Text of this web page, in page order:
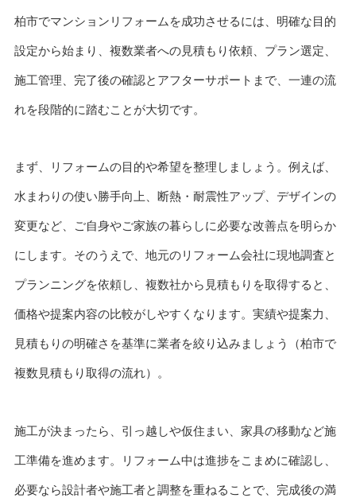
柏市でマンションリフォームを成功させるには、明確な目的
設定から始まり、複数業者への見積もり依頼、プラン選定、
施工管理、完了後の確認とアフターサポートまで、一連の流
れを段階的に踏むことが大切です。
まず、リフォームの目的や希望を整理しましょう。例えば、
水まわりの使い勝手向上、断熱・耐震性アップ、デザインの
変更など、ご自身やご家族の暮らしに必要な改善点を明らか
にします。そのうえで、地元のリフォーム会社に現地調査と
プランニングを依頼し、複数社から見積もりを取得すると、
価格や提案内容の比較がしやすくなります。実績や提案力、
見積もりの明確さを基準に業者を絞り込みましょう（柏市で
複数見積もり取得の流れ）。
施工が決まったら、引っ越しや仮住まい、家具の移動など施
工準備を進めます。リフォーム中は進捗をこまめに確認し、
必要なら設計者や施工者と調整を重ねることで、完成後の満